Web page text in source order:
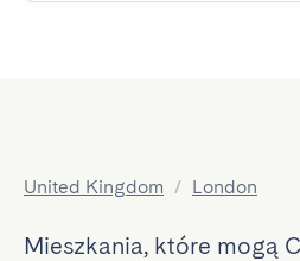
United Kingdom / London
Mieszkania, które mogą